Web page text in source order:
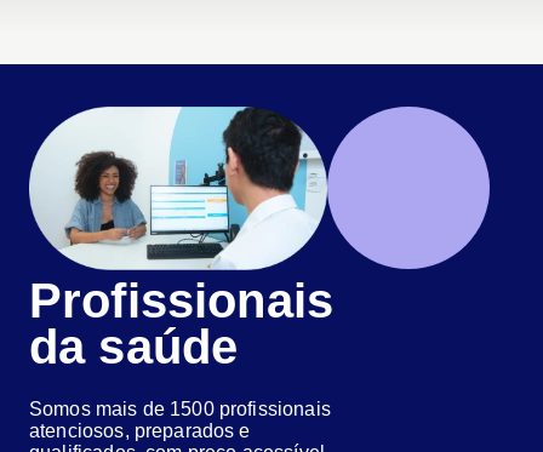
Profissionais
da saúde
Somos mais de 1500 profissionais
atenciosos, preparados e